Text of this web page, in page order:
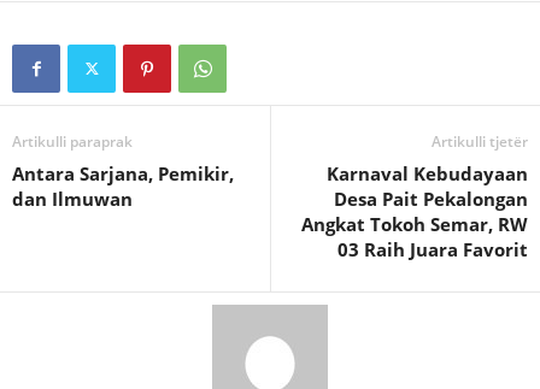
Artikulli paraprak
Antara Sarjana, Pemikir,
dan Ilmuwan
Artikulli tjetër
Karnaval Kebudayaan
Desa Pait Pekalongan
Angkat Tokoh Semar, RW
03 Raih Juara Favorit